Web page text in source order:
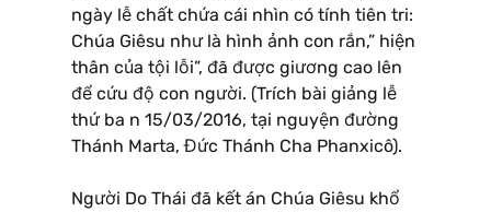
ngày lễ chất chứa cái nhìn có tính tiên tri:
Chúa Giêsu như là hình ảnh con rắn,” hiện
thân của tội lỗi”, đã được giương cao lên
để cứu độ con người. (Trích bài giảng lễ
thứ ba n 15/03/2016, tại nguyện đường
Thánh Marta, Đức Thánh Cha Phanxicô).
Người Do Thái đã kết án Chúa Giêsu khổ